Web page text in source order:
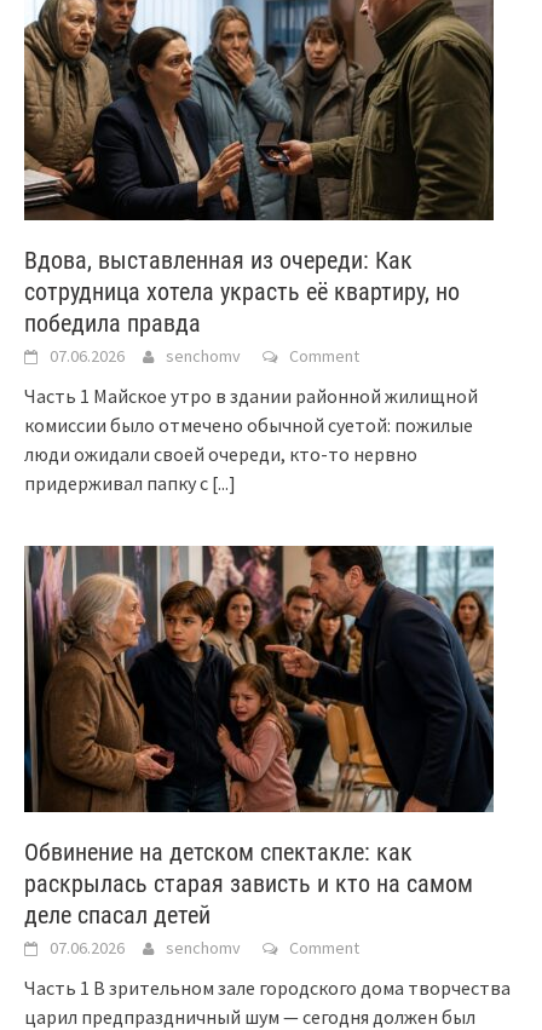
Вдова, выставленная из очереди: Как
сотрудница хотела украсть её квартиру, но
победила правда
07.06.2026 senchomv Comment
Часть 1 Майское утро в здании районной жилищной
комиссии было отмечено обычной суетой: пожилые
люди ожидали своей очереди, кто-то нервно
придерживал папку с [...]
Обвинение на детском спектакле: как
раскрылась старая зависть и кто на самом
деле спасал детей
07.06.2026 senchomv Comment
Часть 1 В зрительном зале городского дома творчества
царил предпраздничный шум — сегодня должен был